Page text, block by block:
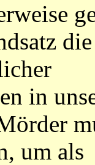
die
in
um als